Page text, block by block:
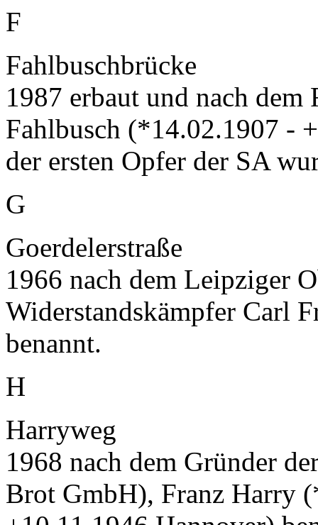
F
Fahlbuschbrücke
1987 erbaut und nach
Fahlbusch (*14.02.1907 -
der ersten Opfer der SA
G
Goerdelerstraße
1966 nach dem Leipziger
Widerstandskämpfer Carl
benannt.
H
Harryweg
1968 nach dem Gründer
Brot GmbH), Franz Harry